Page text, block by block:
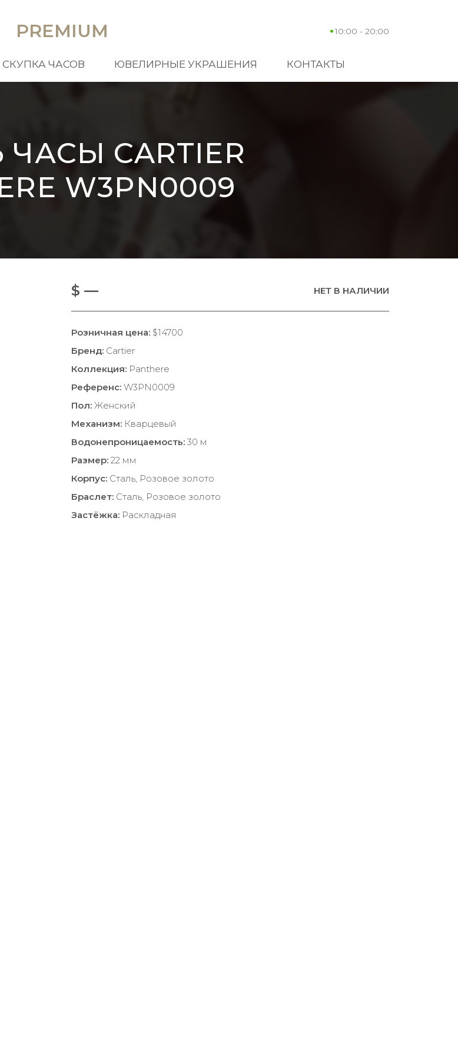
PREMIUM 10:00 - 20:00
СКУПКА ЧАСОВ ЮВЕЛИРНЫЕ УКРАШЕНИЯ КОНТАКТЫ
CARTIER
W3PN0009
$ — НЕТ В НАЛИЧИИ
Розничная цена: $14700
Бренд: Cartier
Коллекция: Panthere
Референс: W3PN0009
Пол: Женский
Механизм: Кварцевый
Водонепроницаемость: 30 м
Размер: 22 мм
Корпус: Сталь, Розовое золото
Браслет: Сталь, Розовое золото
Застёжка: Раскладная